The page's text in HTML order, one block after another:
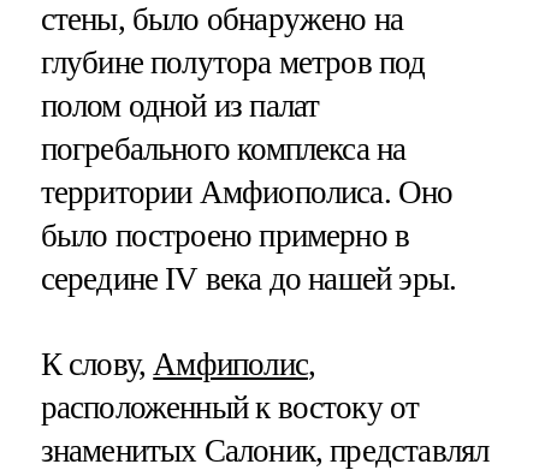
стены, было обнаружено на
глубине полутора метров под
полом одной из палат
погребального комплекса на
территории Амфиополиса. Оно
было построено примерно в
середине IV века до нашей эры.
К слову, Амфиполис,
расположенный к востоку от
знаменитых Салоник, представлял